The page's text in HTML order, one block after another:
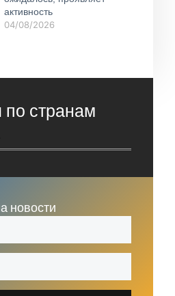
активность
04/08/2026
по странам
новости